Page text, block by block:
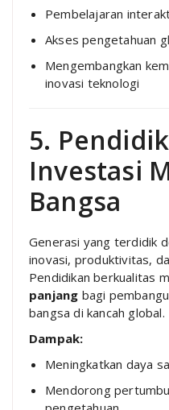
Pembelajaran
Akses pengetahuan
Mengembangkan
inovasi teknologi
5.
Investasi
Bangsa
Generasi yang terdidik
inovasi, produktivitas,
Pendidikan berkualitas
panjang bagi
bangsa di kancah global.
Dampak:
Meningkatkan daya
Mendorong